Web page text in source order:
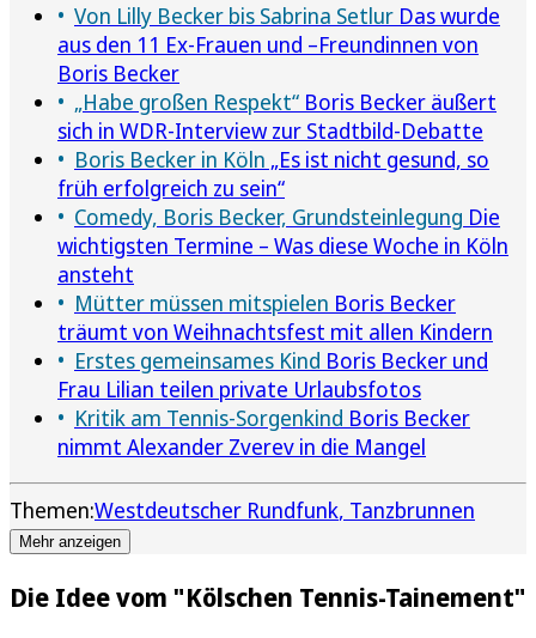
Von Lilly Becker bis Sabrina Setlur Das wurde
aus den 11 Ex-Frauen und –Freundinnen von
Boris Becker
„Habe großen Respekt“ Boris Becker äußert
sich in WDR-Interview zur Stadtbild-Debatte
Boris Becker in Köln „Es ist nicht gesund, so
früh erfolgreich zu sein“
Comedy, Boris Becker, Grundsteinlegung Die
wichtigsten Termine – Was diese Woche in Köln
ansteht
Mütter müssen mitspielen Boris Becker
träumt von Weihnachtsfest mit allen Kindern
Erstes gemeinsames Kind Boris Becker und
Frau Lilian teilen private Urlaubsfotos
Kritik am Tennis-Sorgenkind Boris Becker
nimmt Alexander Zverev in die Mangel
Themen:Westdeutscher Rundfunk Tanzbrunnen
Mehr anzeigen
Die Idee vom "Kölschen Tennis-Tainement"